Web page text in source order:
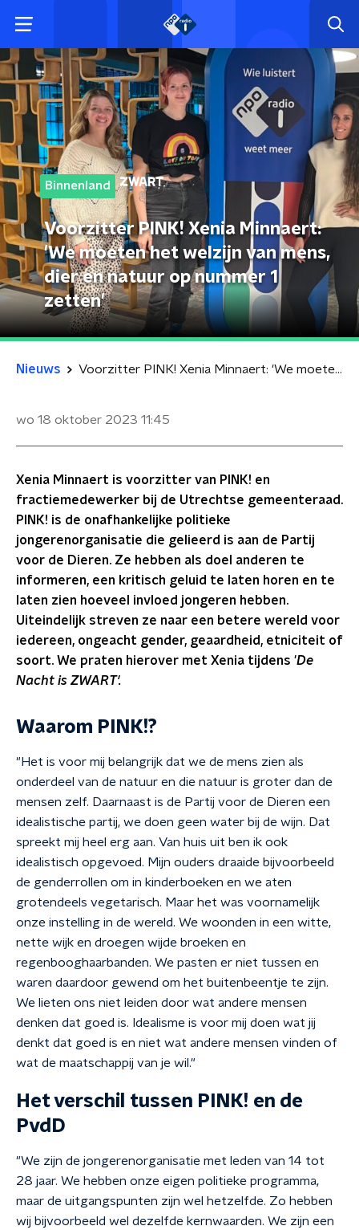
Binnenland
Voorzitter PINK! Xenia Minnaert:
'We moeten het welzijn van mens,
dier en natuur op nummer 1
zetten'
Nieuws Voorzitter PINK! Xenia Minnaert: 'We moeten het welzijn van mens, dier en natuur op nummer 1 zetten'
wo 18 oktober 2023 11:45
Xenia Minnaert is voorzitter van PINK! en
fractiemedewerker bij de Utrechtse gemeenteraad.
PINK! is de onafhankelijke politieke
jongerenorganisatie die gelieerd is aan de Partij
voor de Dieren. Ze hebben als doel anderen te
informeren, een kritisch geluid te laten horen en te
laten zien hoeveel invloed jongeren hebben.
Uiteindelijk streven ze naar een betere wereld voor
iedereen, ongeacht gender, geaardheid, etniciteit of
soort. We praten hierover met Xenia tijdens 'De
Nacht is ZWART'.
Waarom PINK!?
"Het is voor mij belangrijk dat we de mens zien als
onderdeel van de natuur en die natuur is groter dan de
mensen zelf. Daarnaast is de Partij voor de Dieren een
idealistische partij, we doen geen water bij de wijn. Dat
spreekt mij heel erg aan. Van huis uit ben ik ook
idealistisch opgevoed. Mijn ouders draaide bijvoorbeeld
de genderrollen om in kinderboeken en we aten
grotendeels vegetarisch. Maar het was voornamelijk
onze instelling in de wereld. We woonden in een witte,
nette wijk en droegen wijde broeken en
regenbooghaarbanden. We pasten er niet tussen en
waren daardoor gewend om het buitenbeentje te zijn.
We lieten ons niet leiden door wat andere mensen
denken dat goed is. Idealisme is voor mij doen wat jij
denkt dat goed is en niet wat andere mensen vinden of
wat de maatschappij van je wil."
Het verschil tussen PINK! en de
PvdD
"We zijn de jongerenorganisatie met leden van 14 tot
28 jaar. We hebben onze eigen politieke programma,
maar de uitgangspunten zijn wel hetzelfde. Zo hebben
wij bijvoorbeeld wel dezelfde kernwaarden. We zijn een